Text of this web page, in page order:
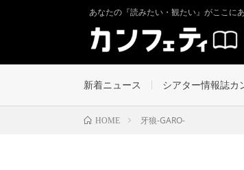
あなたの『読みたい・観たい』がここに
新着ニュース シアター情報誌カ
HOME 牙狼-GARO-